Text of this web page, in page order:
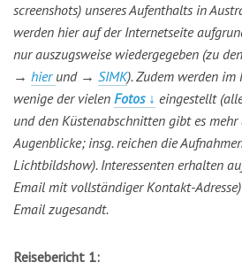
screenshots) unseres Aufenthalts in
werden hier auf der Internetseite
nur auszugsweise wiedergegeben (zu
→ hier und → SIMK). Zudem werden
wenige der vielen Fotos↓ eingestellt
und den Küstenabschnitten gibt es
Augenblicke; insg. reichen die
Lichtbildshow). Interessenten erhalten
Email mit vollständiger Kontakt-
Email zugesandt.
Reisebericht 1: